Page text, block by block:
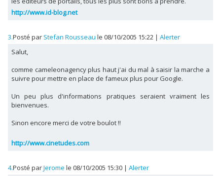
http://www.id-blog.net
3.Posté par Stefan Rousseau le 08/10/2005 15:22 | Alerter
Salut,
comme cameleonagency plus haut j'ai du mal à saisir la marche a
suivre pour mettre en place de fameux plus pour Google.
Un peu plus d'informations pratiques seraient vraiment les
bienvenues.
Sinon encore merci de votre boulot !!
http://www.cinetudes.com
4.Posté parJerome le 08/10/2005 15:30 | Alerter